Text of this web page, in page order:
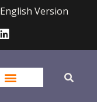
English Version